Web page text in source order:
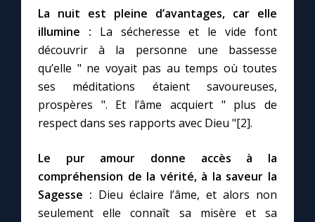
La nuit est pleine d’avantages, car elle
illumine : La sécheresse et le vide font
découvrir à la personne une bassesse
qu’elle " ne voyait pas au temps où toutes
ses méditations étaient savoureuses,
prospères ". Et l’âme acquiert " plus de
respect dans ses rapports avec Dieu "[2].
Le pur amour donne accès à la
compréhension de la vérité, à la saveur la
Sagesse : Dieu éclaire l’âme, et alors non
seulement elle connaît sa misère et sa